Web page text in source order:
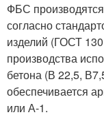
ФБС
согласно
изделий (ГОСТ
производства
бетона (В 22,5,
обеспечивается
или А-1.